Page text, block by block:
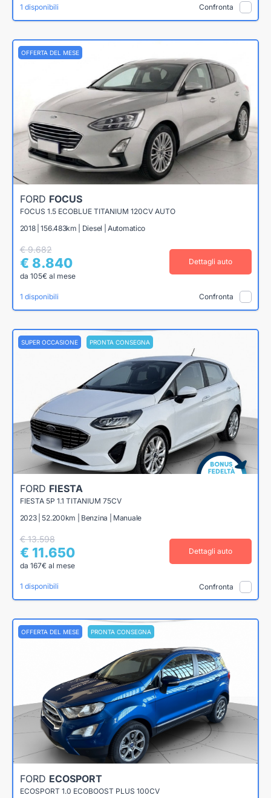
1 disponibili Confronta
OFFERTA DEL MESE
FORD FOCUS
FOCUS 1.5 ECOBLUE TITANIUM 120CV AUTO
2018 | 156.483km | Diesel | Automatico
€ 9.682
€ 8.840
da 105€ al mese
Dettagli auto
1 disponibili Confronta
SUPER OCCASIONE PRONTA CONSEGNA
FORD FIESTA
FIESTA 5P 1.1 TITANIUM 75CV
2023 | 52.200km | Benzina | Manuale
€ 13.598
€ 11.650
da 167€ al mese
Dettagli auto
1 disponibili Confronta
OFFERTA DEL MESE PRONTA CONSEGNA
FORD ECOSPORT
ECOSPORT 1.0 ECOBOOST PLUS 100CV